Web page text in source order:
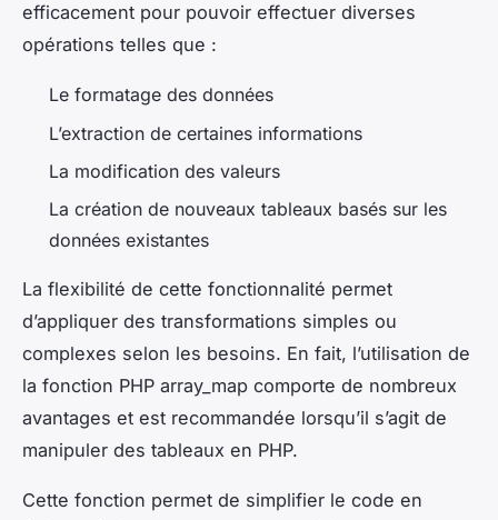
efficacement pour pouvoir effectuer diverses
opérations telles que :
Le formatage des données
L’extraction de certaines informations
La modification des valeurs
La création de nouveaux tableaux basés sur les
données existantes
La flexibilité de cette fonctionnalité permet
d’appliquer des transformations simples ou
complexes selon les besoins. En fait, l’utilisation de
la fonction PHP array_map comporte de nombreux
avantages et est recommandée lorsqu’il s’agit de
manipuler des tableaux en PHP.
Cette fonction permet de simplifier le code en